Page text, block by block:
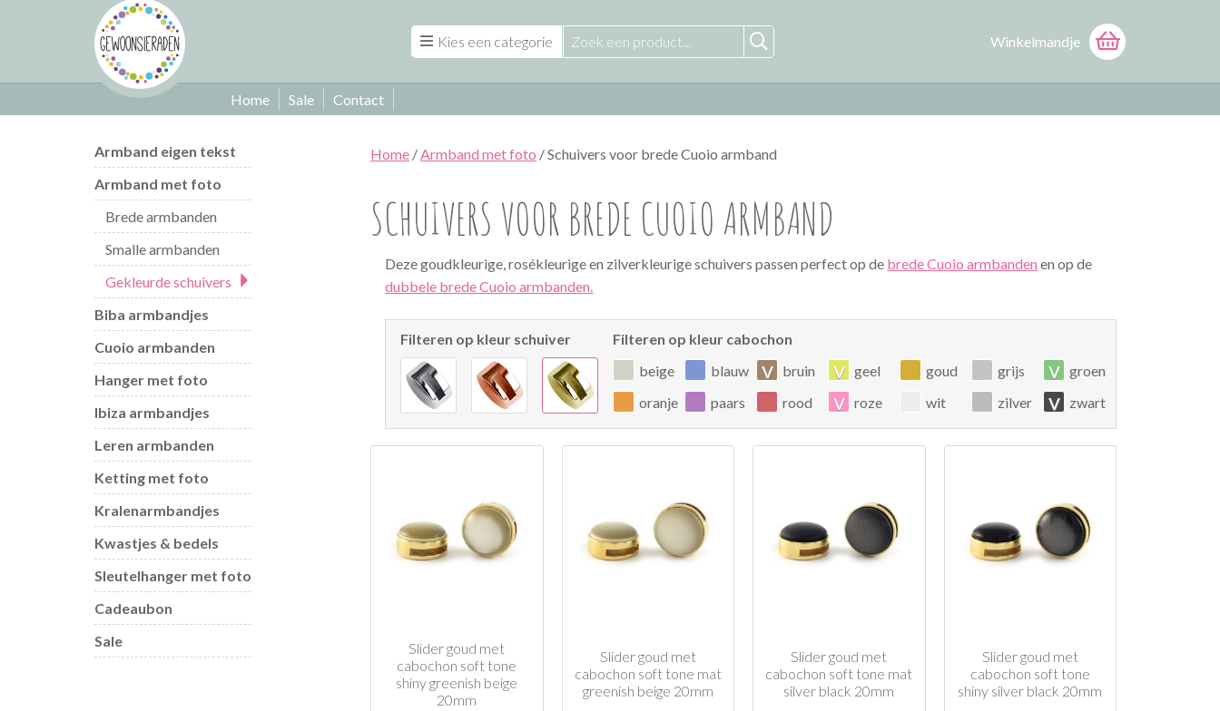
Kies een categorie Winkelmandje
Home Sale Contact
Armband eigen tekst
Armband met foto
Brede armbanden
Smalle armbanden
Gekleurde schuivers
Biba armbandjes
Cuoio armbanden
Hanger met foto
Ibiza armbandjes
Leren armbanden
Ketting met foto
Kralenarmbandjes
Kwastjes & bedels
Sleutelhanger met foto
Cadeaubon
Sale
Home /Armband met foto / Schuivers voor brede Cuoio armband
SCHUIVERS VOOR BREDE CUOIO ARMBAND
Deze goudkleurige, rosékleurige en zilverkleurige schuivers passen perfect op de brede Cuoio armbanden en op de
dubbele brede Cuoio armbanden.
Filteren op kleur schuiver
Filteren op kleur cabochon
beige
blauw v bruin v geel goud grijs v groen
oranje
paars rood v roze wit zilver v zwart
Slider goud met
cabochon soft tone
shiny greenish beige
20mm
Slider goud met
cabochon soft tone mat
greenish beige 20mm
Slider goud met
cabochon soft tone mat
silver black 20mm
Slider goud met
cabochon soft tone
shiny silver black 20mm